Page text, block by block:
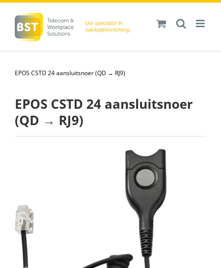
inhoud
EPOS CSTD 24 aansluitsnoer (QD → RJ9)
EPOS CSTD 24 aansluitsnoer
(QD → RJ9)